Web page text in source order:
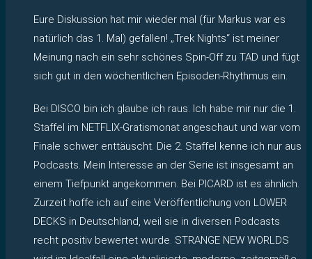
Eure Diskussion hat mir wieder mal (für Markus war es
natürlich das 1. Mal) gefallen! „Trek Nights“ ist meiner
Meinung nach ein sehr schönes Spin-Off zu TAD und fügt
sich gut in den wöchentlichen Episoden-Rhythmus ein.
Bei DISCO bin ich glaube ich raus. Ich habe mir nur die 1.
Staffel im NETFLIX-Gratismonat angeschaut und war vom
Finale schwer enttäuscht. Die 2. Staffel kenne ich nur aus
Podcasts. Mein Interesse an der Serie ist insgesamt an
einem Tiefpunkt angekommen. Bei PICARD ist es ähnlich.
Zurzeit hoffe ich auf eine Veröffentlichung von LOWER
DECKS in Deutschland, weil sie in diversen Podcasts
recht positiv bewertet wurde. STRANGE NEW WORLDS